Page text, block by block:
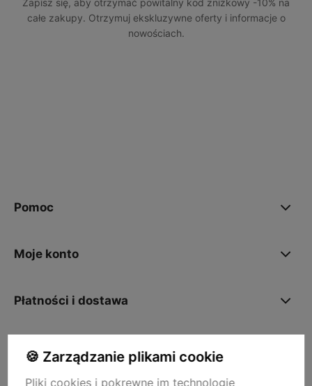
Zapisz się, aby otrzymać powitalny kod zniżkowy -10% na
całe zakupy. Otrzymuj ekskluzywne oferty i informacje o
nowościach.
Pomoc
Moje konto
Płatności i dostawa
🍪 Zarządzanie plikami cookie
Pliki cookies i pokrewne im technologie